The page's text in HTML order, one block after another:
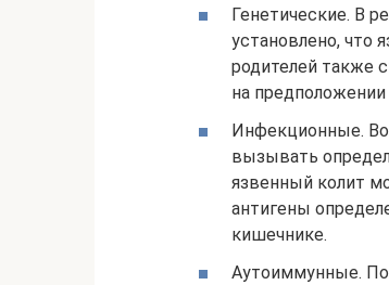
Генетические. В
установлено, что
родителей также
на
Инфекционные.
вызывать
язвенный колит
антигены
кишечнике.
Аутоиммунные. По